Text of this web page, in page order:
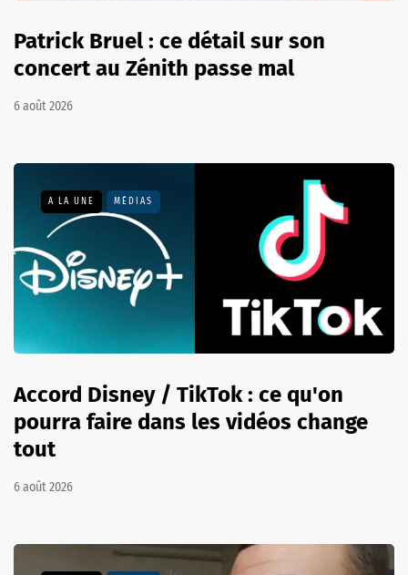
Patrick Bruel : ce détail sur son
concert au Zénith passe mal
6 août 2026
A LA UNE MÉDIAS
Accord Disney / TikTok : ce qu'on
pourra faire dans les vidéos change
tout
6 août 2026